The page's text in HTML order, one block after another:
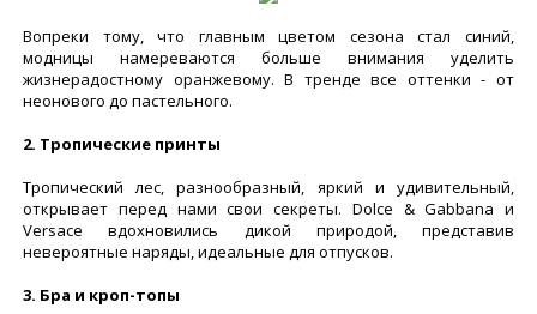
Вопреки тому, что главным цветом сезона стал синий,
модницы намереваются больше внимания уделить
жизнерадостному оранжевому. В тренде все оттенки - от
неонового до пастельного.
2. Тропические принты
Тропический лес, разнообразный, яркий и удивительный,
открывает перед нами свои секреты. Dolce & Gabbana и
Versace вдохновились дикой природой, представив
невероятные наряды, идеальные для отпусков.
3. Бра и кроп-топы